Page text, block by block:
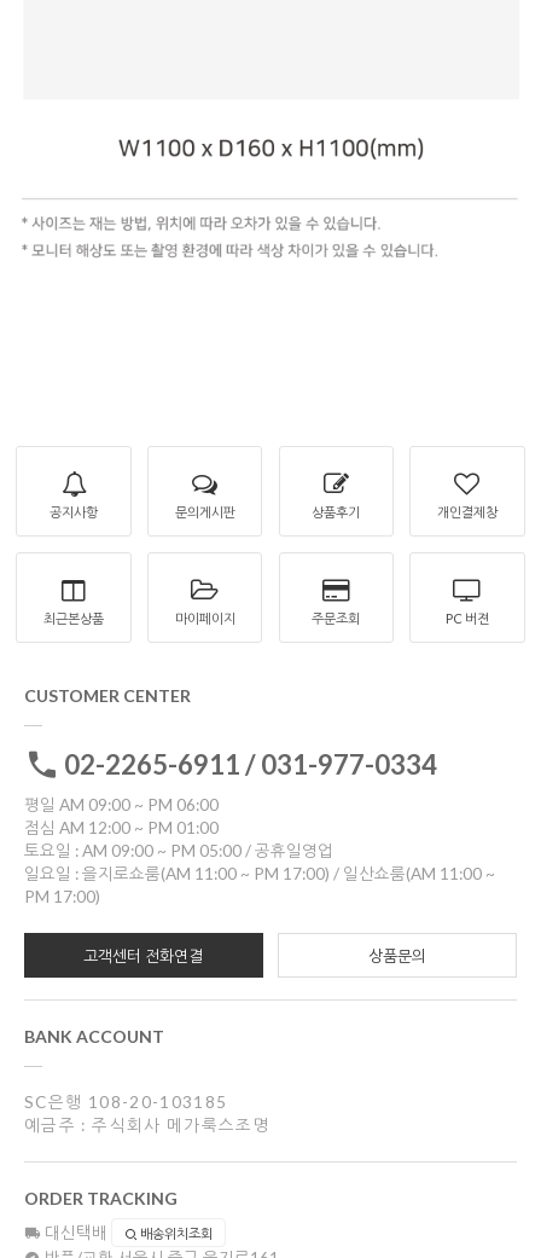
공지사항 문의게시판 상품후기 개인결제창
최근본상품 마이페이지 주문조회 PC 버젼
CUSTOMER CENTER
02-2265-6911 / 031-977-0334
평일 AM 09:00 ~ PM 06:00
점심 AM 12:00 ~ PM 01:00
토요일 : AM 09:00 ~ PM 05:00 / 공휴일영업
일요일 : 을지로쇼룸(AM 11:00 ~ PM 17:00) / 일산쇼룸(AM 11:00 ~
PM 17:00)
고객센터 전화연결 상품문의
BANK ACCOUNT
SC은행 108-20-103185
예금주 : 주식회사 메가룩스조명
ORDER TRACKING
대신택배 배송위치조회